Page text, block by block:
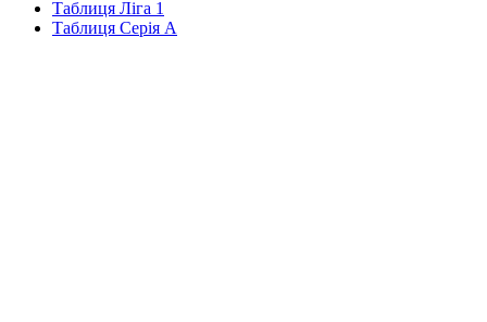
Таблиця Ліга 1
Таблиця Серія А